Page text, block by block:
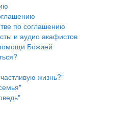
по соглашению
и аудио акафистов
Божией
жизнь?"